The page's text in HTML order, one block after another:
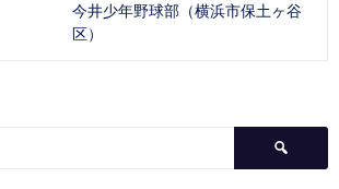
今井少年野球部（横浜市保土ヶ谷
区）